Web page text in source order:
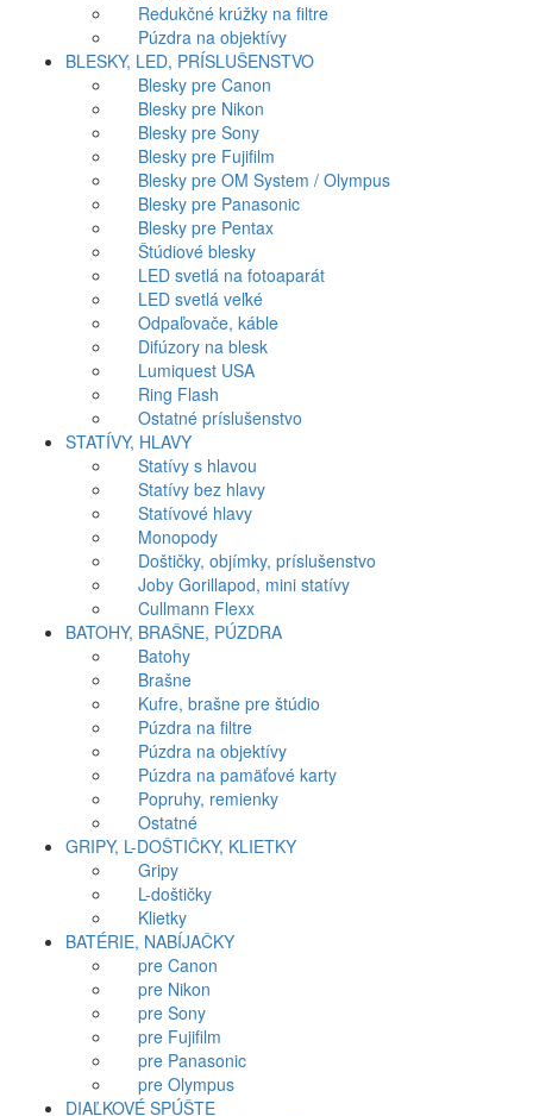
Redukčné krúžky na filtre
Púzdra na objektívy
BLESKY, LED, PRÍSLUŠENSTVO
Blesky pre Canon
Blesky pre Nikon
Blesky pre Sony
Blesky pre Fujifilm
Blesky pre OM System / Olympus
Blesky pre Panasonic
Blesky pre Pentax
Štúdiové blesky
LED svetlá na fotoaparát
LED svetlá veľké
Odpaľovače, káble
Difúzory na blesk
Lumiquest USA
Ring Flash
Ostatné príslušenstvo
STATÍVY, HLAVY
Statívy s hlavou
Statívy bez hlavy
Statívové hlavy
Monopody
Doštičky, objímky, príslušenstvo
Joby Gorillapod, mini statívy
Cullmann Flexx
BATOHY, BRAŠNE, PÚZDRA
Batohy
Brašne
Kufre, brašne pre štúdio
Púzdra na filtre
Púzdra na objektívy
Púzdra na pamäťové karty
Popruhy, remienky
Ostatné
GRIPY, L-DOŠTIČKY, KLIETKY
Gripy
L-doštičky
Klietky
BATÉRIE, NABÍJAČKY
pre Canon
pre Nikon
pre Sony
pre Fujifilm
pre Panasonic
pre Olympus
DIAĽKOVÉ SPÚŠTE